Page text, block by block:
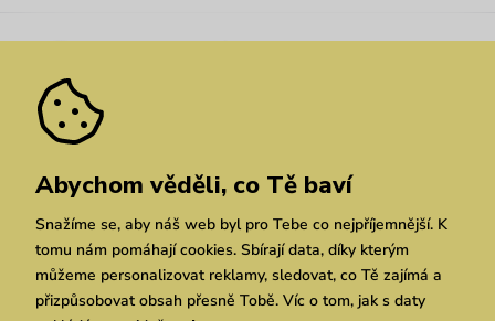
Pozáruční opravy
Velkoobchod
Dárkové poukazy
Vuchlook
Prodejny
Praha Brno Chrudim
Zásady ochrany osobních údajů
Abychom věděli, co Tě baví
Snažíme se, aby náš web byl pro Tebe co nejpříjemnější. K
tomu nám pomáhají cookies. Sbírají data, díky kterým
můžeme personalizovat reklamy, sledovat, co Tě zajímá a
přizpůsobovat obsah přesně Tobě. Víc o tom, jak s daty